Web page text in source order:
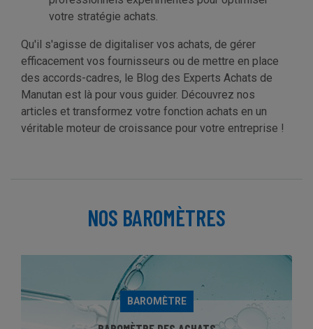
votre stratégie achats.
Qu'il s'agisse de digitaliser vos achats, de gérer
efficacement vos fournisseurs ou de mettre en place
des accords-cadres, le Blog des Experts Achats de
Manutan est là pour vous guider. Découvrez nos
articles et transformez votre fonction achats en un
véritable moteur de croissance pour votre entreprise !
NOS BAROMÈTRES
BAROMÈTRE